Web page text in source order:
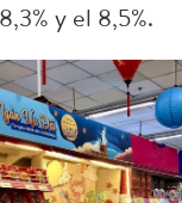
y el 8,5%.